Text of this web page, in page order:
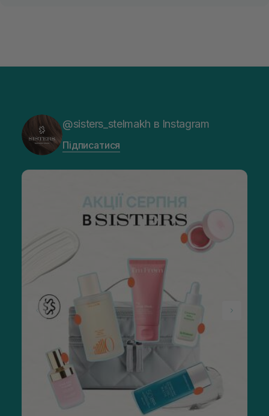
@sisters_stelmakh в Instagram
Підписатися